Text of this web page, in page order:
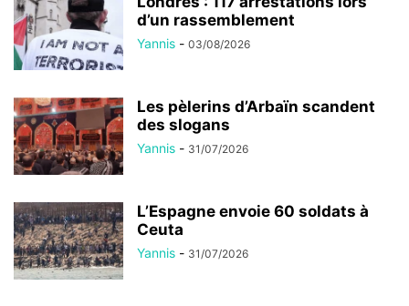
d’un rassemblement
Yannis - 03/08/2026
Les pèlerins d’Arbaïn scandent
des slogans
Yannis - 31/07/2026
L’Espagne envoie 60 soldats à
Ceuta
Yannis - 31/07/2026